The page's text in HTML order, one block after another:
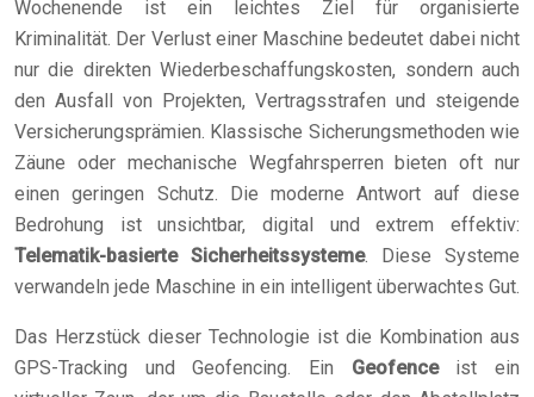
Wochenende ist ein leichtes Ziel für organisierte
Kriminalität. Der Verlust einer Maschine bedeutet dabei nicht
nur die direkten Wiederbeschaffungskosten, sondern auch
den Ausfall von Projekten, Vertragsstrafen und steigende
Versicherungsprämien. Klassische Sicherungsmethoden wie
Zäune oder mechanische Wegfahrsperren bieten oft nur
einen geringen Schutz. Die moderne Antwort auf diese
Bedrohung ist unsichtbar, digital und extrem effektiv:
Telematik-basierte Sicherheitssysteme. Diese Systeme
verwandeln jede Maschine in ein intelligent überwachtes Gut.
Das Herzstück dieser Technologie ist die Kombination aus
GPS-Tracking und Geofencing. Ein Geofenceist ein